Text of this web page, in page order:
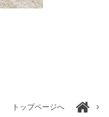
トップページへ